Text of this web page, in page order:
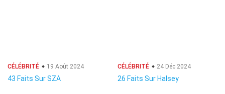
CÉLÉBRITÉ 19 Août 2024
43 Faits Sur SZA
CÉLÉBRITÉ 24 Déc 2024
26 Faits Sur Halsey